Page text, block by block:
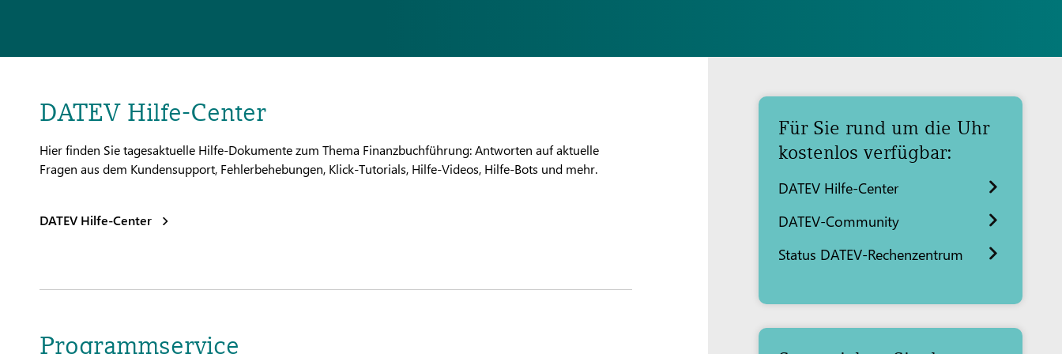
DATEV Hilfe-Center
Hier finden Sie tagesaktuelle Hilfe-Dokumente zum Thema Finanzbuchführung: Antworten auf aktuelle
Fragen aus dem Kundensupport, Fehlerbehebungen, Klick-Tutorials, Hilfe-Videos, Hilfe-Bots und mehr.
DATEV Hilfe-Center
Programmservice
Für Sie rund um die Uhr
kostenlos verfügbar:
DATEV Hilfe-Center
DATEV-Community
Status DATEV-Rechenzentrum